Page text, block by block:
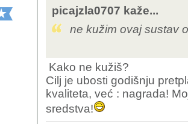
picajzla0707 kaže...
ne kužim ovaj sustav
Kako ne kužiš?
Cilj je ubosti godišnju
kvaliteta, već : nagrada!
sredstva!